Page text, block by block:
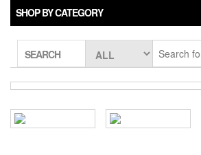
SHOP BY CATEGORY
SEARCH